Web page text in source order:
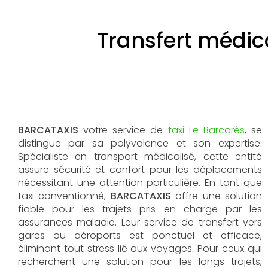
Transfert
BARCATAXIS votre service de taxi Le Barcarès, se
distingue par sa polyvalence et son expertise.
Spécialiste en transport médicalisé, cette entité
assure sécurité et confort pour les déplacements
nécessitant une attention particulière. En tant que
taxi conventionné, BARCATAXIS offre une solution
fiable pour les trajets pris en charge par les
assurances maladie. Leur service de transfert vers
gares ou aéroports est ponctuel et efficace,
éliminant tout stress lié aux voyages. Pour ceux qui
recherchent une solution pour les longs trajets,